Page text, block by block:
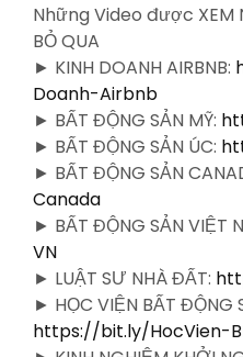
Những Video được XEM
BỎ QUA
► KINH DOANH AIRBNB:
Doanh-Airbnb
► BẤT ĐỘNG SẢN MỸ:
► BẤT ĐỘNG SẢN ÚC:
► BẤT ĐỘNG SẢN
Canada
► BẤT ĐỘNG SẢN VIỆT
VN
► LUẬT SƯ NHÀ ĐẤT:
► HỌC VIỆN BẤT ĐỘNG
https://bit.ly/HocVien-